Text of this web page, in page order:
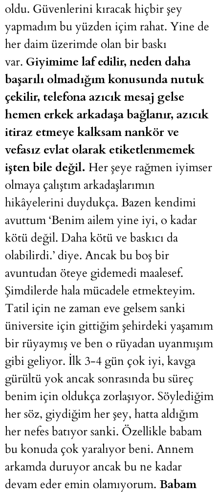
oldu. Güvenlerini kıracak hiçbir şey
yapmadım bu yüzden içim rahat. Yine de
her daim üzerimde olan bir baskı
var. Giyimime laf edilir, neden daha
başarılı olmadığım konusunda nutuk
çekilir, telefona azıcık mesaj gelse
hemen erkek arkadaşa bağlanır, azıcık
itiraz etmeye kalksam nankör ve
vefasız evlat olarak etiketlenmemek
işten bile değil. Her şeye rağmen iyimser
olmaya çalıştım arkadaşlarımın
hikâyelerini duydukça. Bazen kendimi
avuttum ‘Benim ailem yine iyi, o kadar
kötü değil. Daha kötü ve baskıcı da
olabilirdi.’ diye. Ancak bu boş bir
avuntudan öteye gidemedi maalesef.
Şimdilerde hala mücadele etmekteyim.
Tatil için ne zaman eve gelsem sanki
üniversite için gittiğim şehirdeki yaşamım
bir rüyaymış ve ben o rüyadan uyanmışım
gibi geliyor. İlk 3-4 gün çok iyi, kavga
gürültü yok ancak sonrasında bu süreç
benim için oldukça zorlaşıyor. Söylediğim
her söz, giydiğim her şey, hatta aldığım
her nefes batıyor sanki. Özellikle babam
bu konuda çok yaralıyor beni. Annem
arkamda duruyor ancak bu ne kadar
devam eder emin olamıyorum. Babam